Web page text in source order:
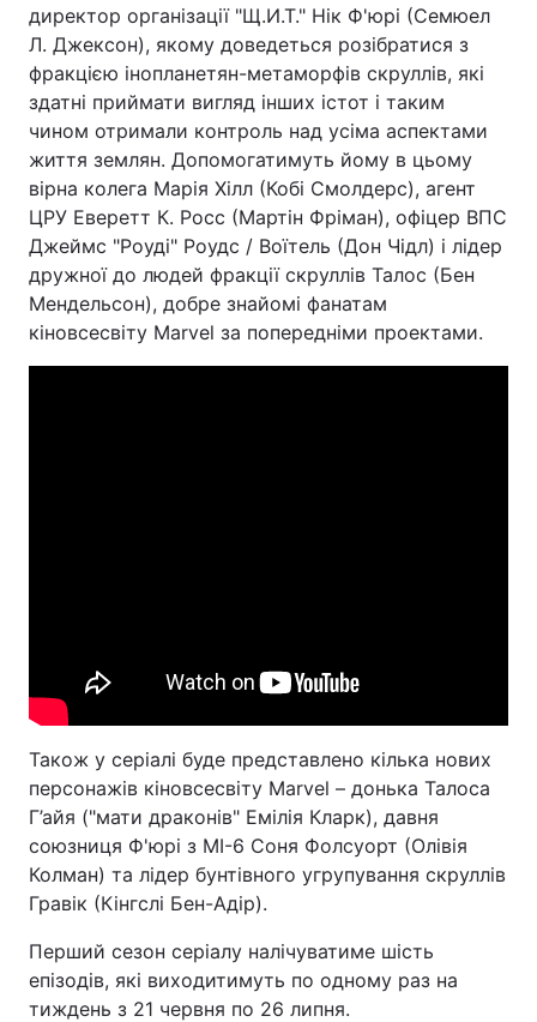
директор організації "Щ.И.Т." Нік Ф'юрі (Семюел
Л. Джексон), якому доведеться розібратися з
фракцією інопланетян-метаморфів скруллів, які
здатні приймати вигляд інших істот і таким
чином отримали контроль над усіма аспектами
життя землян. Допомогатимуть йому в цьому
вірна колега Марія Хілл (Кобі Смолдерс), агент
ЦРУ Еверетт К. Росс (Мартін Фріман), офіцер ВПС
Джеймс "Роуді" Роудс / Воїтель (Дон Чідл) і лідер
дружної до людей фракції скруллів Талос (Бен
Мендельсон), добре знайомі фанатам
кіновсесвіту Marvel за попередніми проектами.
Також у серіалі буде представлено кілька нових
персонажів кіновсесвіту Marvel – донька Талоса
Г’айя ("мати драконів" Емілія Кларк), давня
союзниця Ф'юрі з MI-6 Соня Фолсуорт (Олівія
Колман) та лідер бунтівного угрупування скруллів
Гравік (Кінгслі Бен-Адір).
Перший сезон серіалу налічуватиме шість
епізодів, які виходитимуть по одному раз на
тиждень з 21 червня по 26 липня.